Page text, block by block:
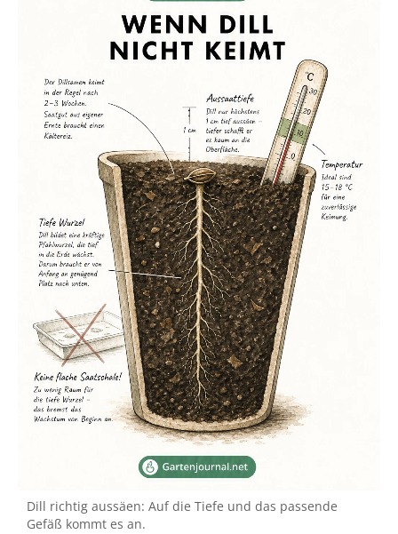
Dill richtig aussäen: Auf die Tiefe und das passende
Gefäß kommt es an.